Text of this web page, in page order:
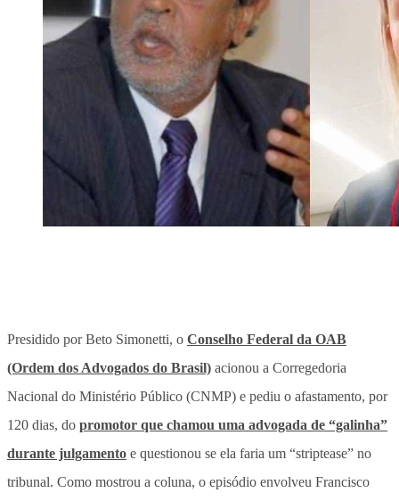
Presidido por Beto Simonetti, o Conselho Federal da OAB
(Ordem dos Advogados do Brasil) acionou a Corregedoria
Nacional do Ministério Público (CNMP) e pediu o afastamento, por
120 dias, do promotor que chamou uma advogada de “galinha”
durante julgamento e questionou se ela faria um “striptease” no
tribunal. Como mostrou a coluna, o episódio envolveu Francisco